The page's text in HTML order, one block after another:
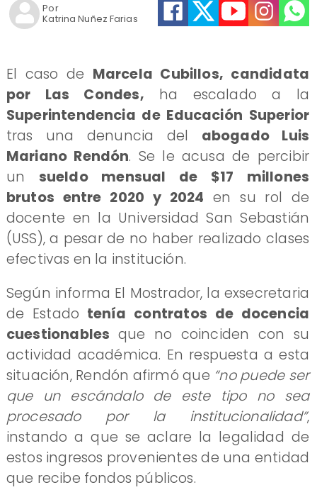
Katrina Nuñez Farias
Por
El caso de Marcela Cubillos, candidata
por Las Condes, ha escalado a la
Superintendencia de Educación Superior
tras una denuncia del abogado Luis
Mariano Rendón. Se le acusa de percibir
un sueldo mensual de $17 millones
brutos entre 2020 y 2024 en su rol de
docente en la Universidad San Sebastián
(USS), a pesar de no haber realizado clases
efectivas en la institución.
Según informa El Mostrador, la exsecretaria
de Estado tenía contratos de docencia
cuestionables que no coinciden con su
actividad académica. En respuesta a esta
situación, Rendón afirmó que “no puede ser
que un escándalo de este tipo no sea
procesado por la institucionalidad”,
instando a que se aclare la legalidad de
estos ingresos provenientes de una entidad
que recibe fondos públicos.